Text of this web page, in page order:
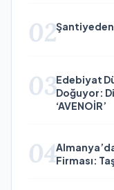
02Şantiyeden
03Edebiyat
Doğuyor:
‘AVENOİR’
04Firması: